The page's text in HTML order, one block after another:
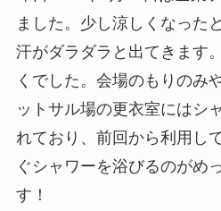
ました。少し涼しくなった
汗がダラダラと出てきます
くでした。会場のもりのみ
ットサル場の更衣室にはシ
れており、前回から利用し
ぐシャワーを浴びるのがめ
す！